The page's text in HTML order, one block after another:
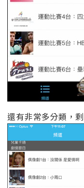
還有非常多分類，